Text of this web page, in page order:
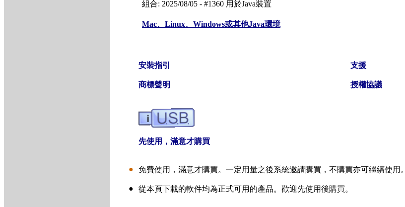
組合: 2025/08/05 - #1360 用於Java裝置
Mac、Linux、Windows或其他Java環境
安裝指引
支援
商標聲明 授權協議
先使用，滿意才購買
● 免費使用，滿意才購買。一定用量之後系統邀請購買，不購買亦可繼續使用。
● 從本頁下載的軟件均為正式可用的產品。歡迎先使用後購買。